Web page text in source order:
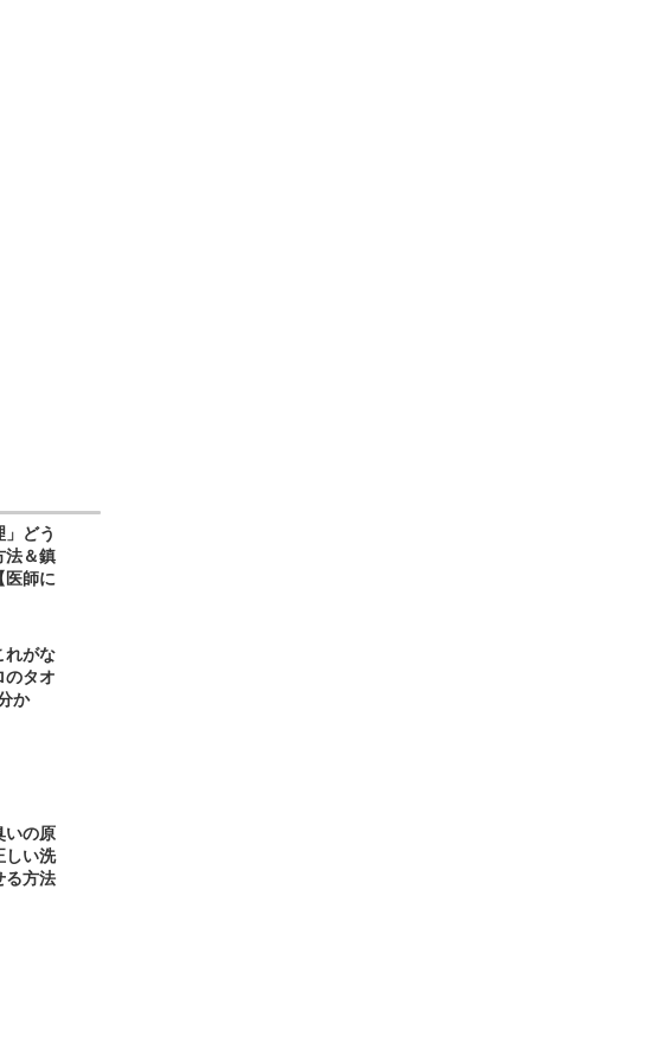
どう
＆鎮
医師に
れがな
タオ
か
いの原
しい洗
る方法